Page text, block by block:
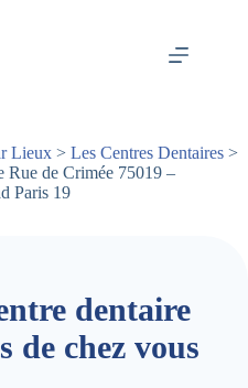
Lieux > Les Centres Dentaires >
Rue de Crimée 75019 –
Paris 19
dentaire
de chez vous